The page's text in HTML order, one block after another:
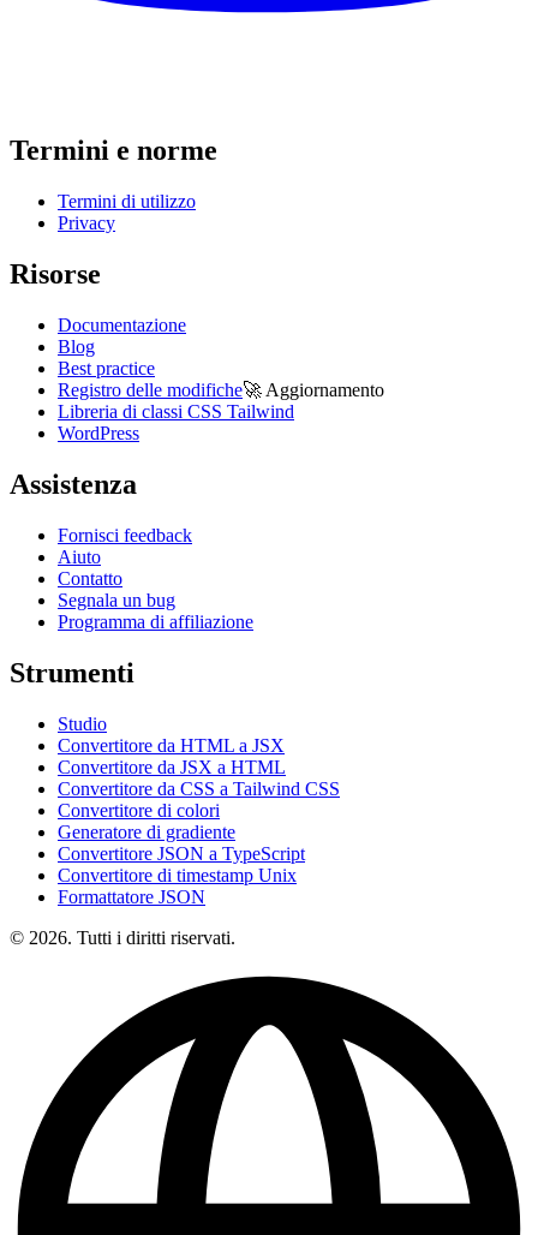
Termini e norme
Termini di utilizzo
Privacy
Risorse
Documentazione
Blog
Best practice
Registro delle modifiche🚀 Aggiornamento
Libreria di classi CSS Tailwind
WordPress
Assistenza
Fornisci feedback
Aiuto
Contatto
Segnala un bug
Programma di affiliazione
Strumenti
Studio
Convertitore da HTML a JSX
Convertitore da JSX a HTML
Convertitore da CSS a Tailwind CSS
Convertitore di colori
Generatore di gradiente
Convertitore JSON a TypeScript
Convertitore di timestamp Unix
Formattatore JSON
© 2026. Tutti i diritti riservati.